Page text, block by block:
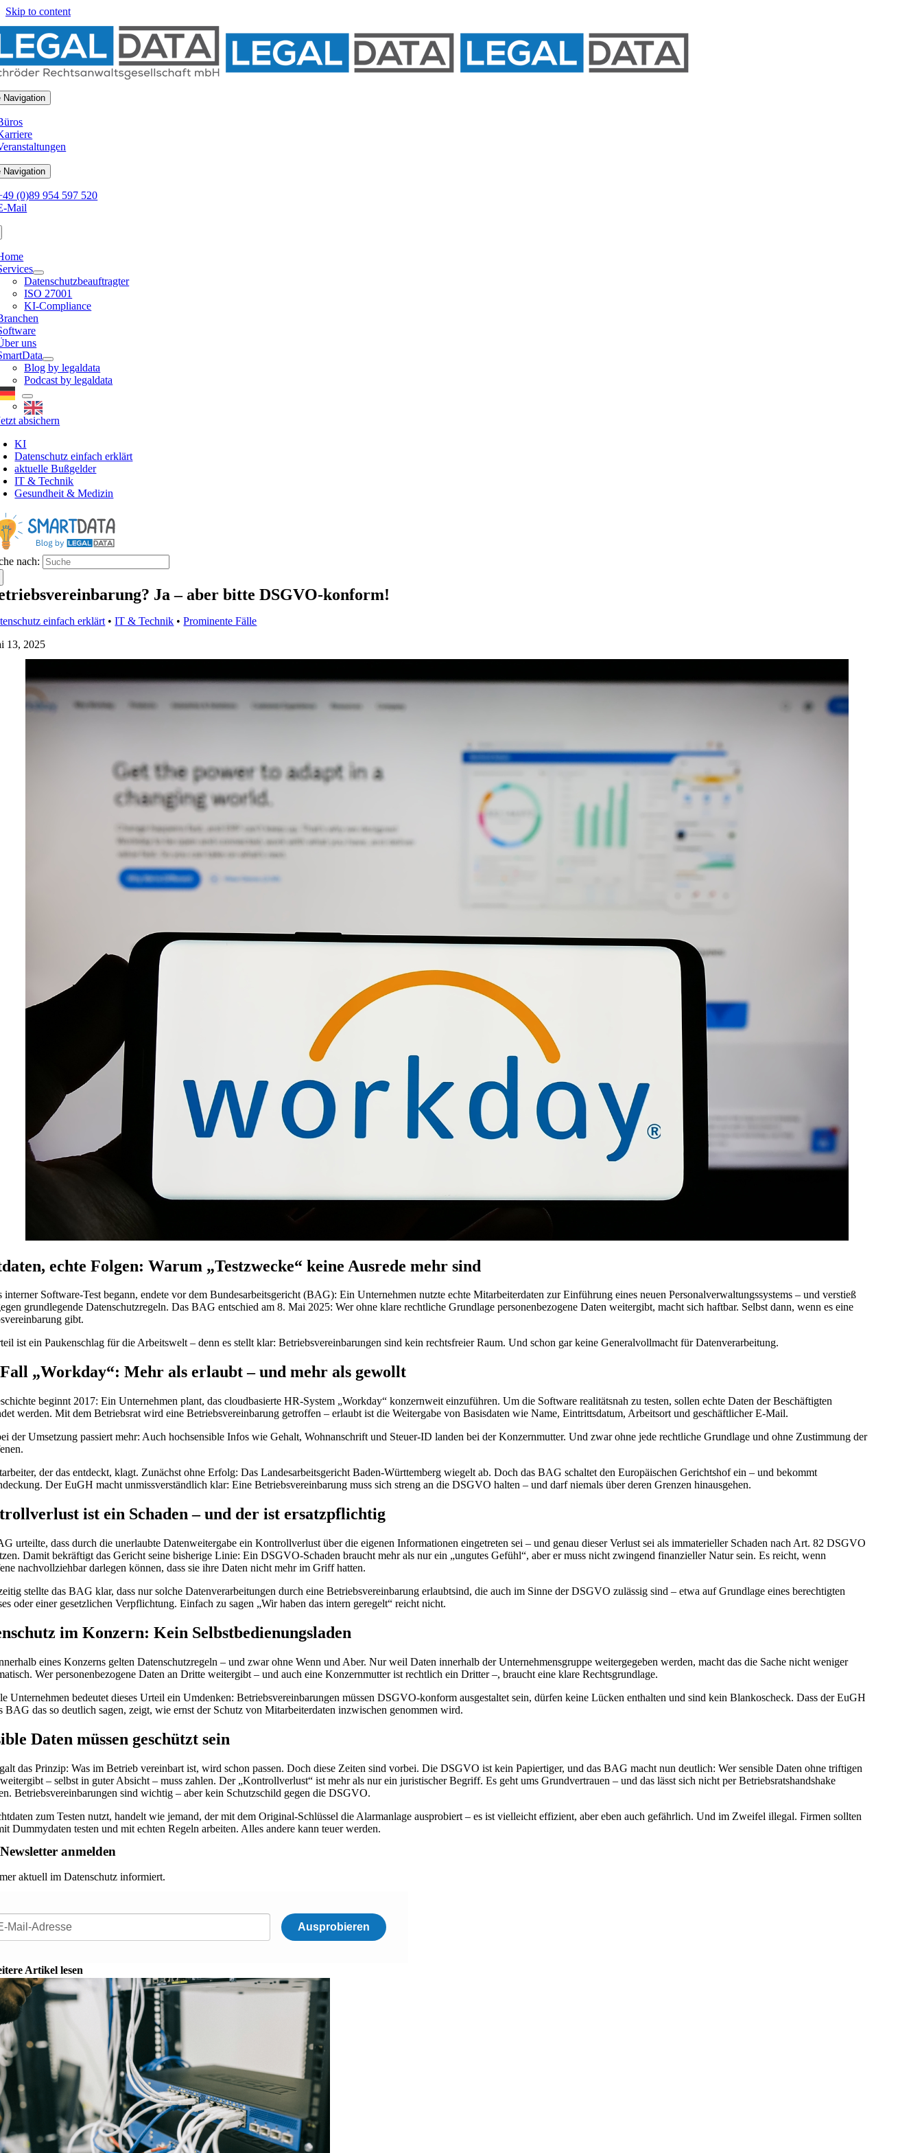
Skip to content
Navigation
Navigation
(0)89 954 597 520
Mail
Datenschutzbeauftragter
ISO 27001
KI-Compliance
uns
Blog by legaldata
Podcast by legaldata
absichern
KI
Datenschutz einfach erklärt
aktuelle Bußgelder
IT & Technik
Gesundheit & Medizin
nach:
Ja – aber bitte DSGVO-konform!
einfach erklärt •IT & Technik •Prominente Fälle
13, 2025
echte Folgen: Warum „Testzwecke“ keine Ausrede mehr sind
interner Software-Test begann, endete vor dem Bundesarbeitsgericht (BAG): Ein Unternehmen nutzte echte Mitarbeiterdaten zur Einführung eines neuen Personalverwaltungssystems – und verstieß
grundlegende Datenschutzregeln. Das BAG entschied am 8. Mai 2025: Wer ohne klare rechtliche Grundlage personenbezogene Daten weitergibt, macht sich haftbar. Selbst dann, wenn es eine
gibt.
ist ein Paukenschlag für die Arbeitswelt – denn es stellt klar: Betriebsvereinbarungen sind kein rechtsfreier Raum. Und schon gar keine Generalvollmacht für Datenverarbeitung.
„Workday“: Mehr als erlaubt – und mehr als gewollt
beginnt 2017: Ein Unternehmen plant, das cloudbasierte HR-System „Workday“ konzernweit einzuführen. Um die Software realitätsnah zu testen, sollen echte Daten der Beschäftigten
werden. Mit dem Betriebsrat wird eine Betriebsvereinbarung getroffen – erlaubt ist die Weitergabe von Basisdaten wie Name, Eintrittsdatum, Arbeitsort und geschäftlicher E-Mail.
der Umsetzung passiert mehr: Auch hochsensible Infos wie Gehalt, Wohnanschrift und Steuer-ID landen bei der Konzernmutter. Und zwar ohne jede rechtliche Grundlage und ohne Zustimmung der
der das entdeckt, klagt. Zunächst ohne Erfolg: Das Landesarbeitsgericht Baden-Württemberg wiegelt ab. Doch das BAG schaltet den Europäischen Gerichtshof ein – und bekommt
Der EuGH macht unmissverständlich klar: Eine Betriebsvereinbarung muss sich streng an die DSGVO halten – und darf niemals über deren Grenzen hinausgehen.
ist ein Schaden – und der ist ersatzpflichtig
urteilte, dass durch die unerlaubte Datenweitergabe ein Kontrollverlust über die eigenen Informationen eingetreten sei – und genau dieser Verlust sei als immaterieller Schaden nach Art. 82 DSGVO
Damit bekräftigt das Gericht seine bisherige Linie: Ein DSGVO-Schaden braucht mehr als nur ein „ungutes Gefühl“, aber er muss nicht zwingend finanzieller Natur sein. Es reicht, wenn
nachvollziehbar darlegen können, dass sie ihre Daten nicht mehr im Griff hatten.
stellte das BAG klar, dass nur solche Datenverarbeitungen durch eine Betriebsvereinbarung erlaubtsind, die auch im Sinne der DSGVO zulässig sind – etwa auf Grundlage eines berechtigten
oder einer gesetzlichen Verpflichtung. Einfach zu sagen „Wir haben das intern geregelt“ reicht nicht.
im Konzern: Kein Selbstbedienungsladen
eines Konzerns gelten Datenschutzregeln – und zwar ohne Wenn und Aber. Nur weil Daten innerhalb der Unternehmensgruppe weitergegeben werden, macht das die Sache nicht weniger
Wer personenbezogene Daten an Dritte weitergibt – und auch eine Konzernmutter ist rechtlich ein Dritter –, braucht eine klare Rechtsgrundlage.
Unternehmen bedeutet dieses Urteil ein Umdenken: Betriebsvereinbarungen müssen DSGVO-konform ausgestaltet sein, dürfen keine Lücken enthalten und sind kein Blankoscheck. Dass der EuGH
BAG das so deutlich sagen, zeigt, wie ernst der Schutz von Mitarbeiterdaten inzwischen genommen wird.
Daten müssen geschützt sein
das Prinzip: Was im Betrieb vereinbart ist, wird schon passen. Doch diese Zeiten sind vorbei. Die DSGVO ist kein Papiertiger, und das BAG macht nun deutlich: Wer sensible Daten ohne triftigen
– selbst in guter Absicht – muss zahlen. Der „Kontrollverlust“ ist mehr als nur ein juristischer Begriff. Es geht ums Grundvertrauen – und das lässt sich nicht per Betriebsratshandshake
Betriebsvereinbarungen sind wichtig – aber kein Schutzschild gegen die DSGVO.
zum Testen nutzt, handelt wie jemand, der mit dem Original-Schlüssel die Alarmanlage ausprobiert – es ist vielleicht effizient, aber eben auch gefährlich. Und im Zweifel illegal. Firmen sollten
Dummydaten testen und mit echten Regeln arbeiten. Alles andere kann teuer werden.
anmelden
aktuell im Datenschutz informiert.
Ausprobieren
Artikel lesen